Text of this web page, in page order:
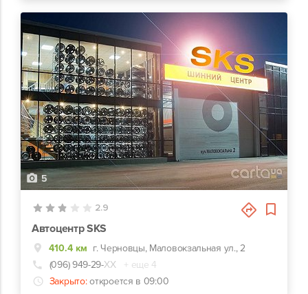
5
2.9
Автоцентр SKS
410.4 км г. Черновцы, Маловокзальная ул., 2
(096) 949-29-ХХ
+ еще 4
Закрыто: откроется в 09:00